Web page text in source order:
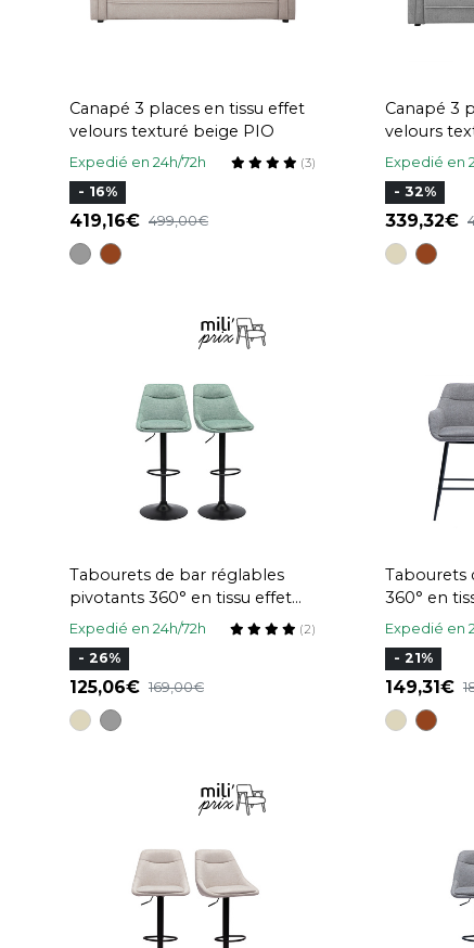
Canapé 3 places en tissu effet
velours texturé beige PIO
Expedié en 24h/72h (3)
- 16%
419,16 499,00
Canapé 3
velours
Expedié en
- 32%
339,32
Tabourets de bar réglables
pivotants 360° en tissu effet
velours texturé vert céladon et
métal (lot de 2) ALESS
Expedié en 24h/72h (2)
- 26%
125,06 169,00
Tabourets
360° en
texturé
(lot de 2)
Expedié en
- 21%
149,31